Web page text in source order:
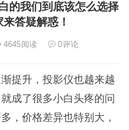
的我们到底该怎么选择
答疑解惑！
4645阅读 0评论
提升，投影仪也越来越
成了很多小白头疼的问
，价格差异也特别大，